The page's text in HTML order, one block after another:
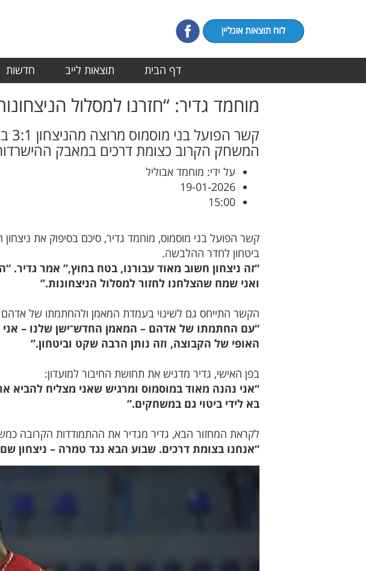
דף הבית תוצאות לייב חדשות
מוחמד גדיר: “חזרנו למסלול
המשחק הקרוב כצומת דרכים במאבק
על ידי: מוחמד אבוליל
19-01-2026
15:00
ביטחון לחדר ההלבשה.
“זה ניצחון חשוב מאוד עבורנו, בטח בחוץ,” אמר
ואני שמח שהצלחנו לחזור למסלול הניצחונות.”
הקשר התייחס גם לשינוי בעמדת המאמן ולהחתמתו של אדהם
“עם החתמתו של אדהם – המאמן החדש־ישן שלנו –
האופי של הקבוצה, וזה נותן הרבה שקט וביטחון.”
בפן האישי, גדיר מדגיש את תחושת החיבור למועדון:
“אני נהנה מאוד במוסמוס ומרגיש שאני מצליח להביא
בא לידי ביטוי גם במשחקים.”
לקראת המחזור הבא, גדיר מגדיר את ההתמודדות הקרובה
“אנחנו בצומת דרכים. שבוע הבא נגד טמרה – ניצחון